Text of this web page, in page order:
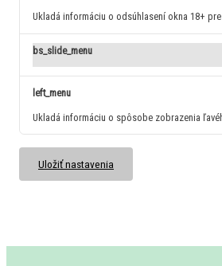
Ukladá informáciu o odsúhlasení okna 18+
bs_slide_menu
left_menu
Ukladá informáciu o spôsobe zobrazenia
Uložiť nastavenia